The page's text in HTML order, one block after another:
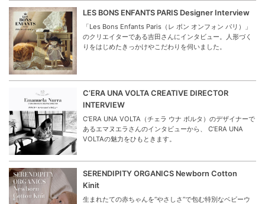
LES BONS ENFANTS PARIS Designer Interview
「Les Bons Enfants Paris（レ ボン オンフォン パリ）」
のクリエイターである吉田さんにインタビュー。人形づく
りをはじめたきっかけやこだわりを伺いました。
C’ERA UNA VOLTA CREATIVE DIRECTOR
INTERVIEW
C’ERA UNA VOLTA（チェラ ウナ ボルタ）のデザイナーで
あるエマヌエラさんのインタビューから、 C’ERA UNA
VOLTAの魅力をひもときます。
SERENDIPITY ORGANICS Newborn Cotton
Kinit
生まれたての赤ちゃんを“やさしさ”で包む特別なベビーウ